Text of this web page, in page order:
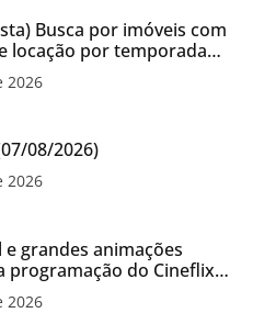
Busca por imóveis com
locação por temporada
2026
08/2026)
2026
e grandes animações
programação do Cineflix
2026